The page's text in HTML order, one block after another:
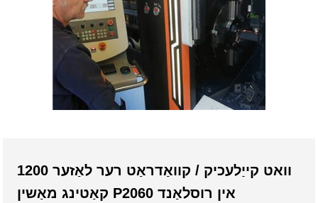
1200 וואט קייַלעכיק / קוואַדראַט רער לאַזער
קאַטינג מאַשין P2060 אין רוסלאַנד